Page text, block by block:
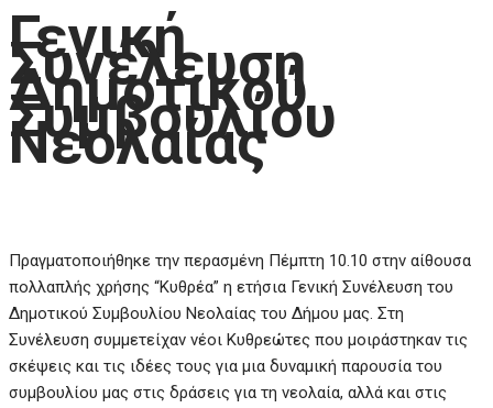
Γενική
Συνέλευση
Δημοτικού
Συμβουλίου
Νεολαίας
Πραγματοποιήθηκε την περασμένη Πέμπτη 10.10 στην αίθουσα
πολλαπλής χρήσης “Κυθρέα” η ετήσια Γενική Συνέλευση του
Δημοτικού Συμβουλίου Νεολαίας του Δήμου μας. Στη
Συνέλευση συμμετείχαν νέοι Κυθρεώτες που μοιράστηκαν τις
σκέψεις και τις ιδέες τους για μια δυναμική παρουσία του
συμβουλίου μας στις δράσεις για τη νεολαία, αλλά και στις